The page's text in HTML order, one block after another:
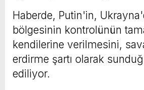
Haberde, Putin'in,
bölgesinin kontrolünün
kendilerine verilmesini,
erdirme şartı olarak
ediliyor.